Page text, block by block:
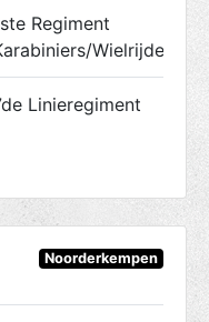
Regiment
Wielrijders
Linieregiment
Noorderkempen